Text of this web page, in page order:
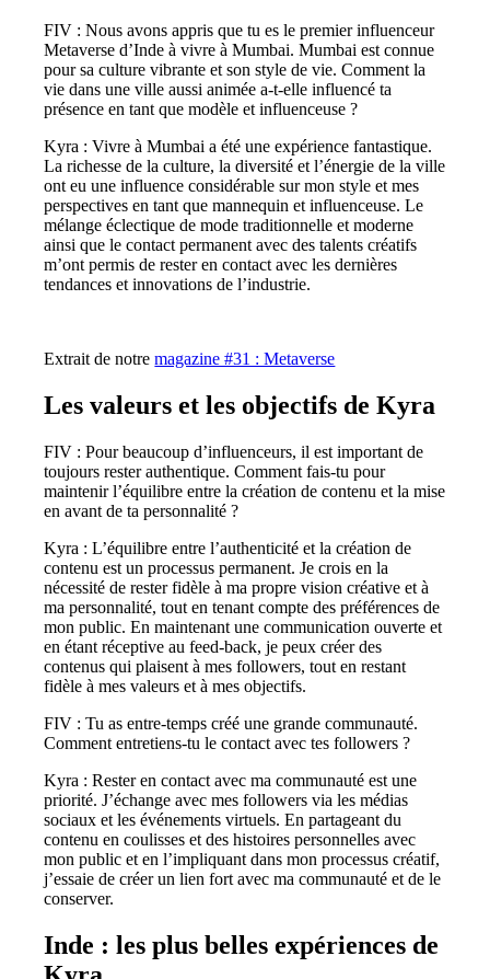
FIV : Nous avons appris que tu es le premier influenceur
Metaverse d’Inde à vivre à Mumbai. Mumbai est connue
pour sa culture vibrante et son style de vie. Comment la
vie dans une ville aussi animée a-t-elle influencé ta
présence en tant que modèle et influenceuse ?
Kyra : Vivre à Mumbai a été une expérience fantastique.
La richesse de la culture, la diversité et l’énergie de la ville
ont eu une influence considérable sur mon style et mes
perspectives en tant que mannequin et influenceuse. Le
mélange éclectique de mode traditionnelle et moderne
ainsi que le contact permanent avec des talents créatifs
m’ont permis de rester en contact avec les dernières
tendances et innovations de l’industrie.
Extrait de notremagazine #31 : Metaverse
Les valeurs et les objectifs de Kyra
FIV : Pour beaucoup d’influenceurs, il est important de
toujours rester authentique. Comment fais-tu pour
maintenir l’équilibre entre la création de contenu et la mise
en avant de ta personnalité ?
Kyra : L’équilibre entre l’authenticité et la création de
contenu est un processus permanent. Je crois en la
nécessité de rester fidèle à ma propre vision créative et à
ma personnalité, tout en tenant compte des préférences de
mon public. En maintenant une communication ouverte et
en étant réceptive au feed-back, je peux créer des
contenus qui plaisent à mes followers, tout en restant
fidèle à mes valeurs et à mes objectifs.
FIV : Tu as entre-temps créé une grande communauté.
Comment entretiens-tu le contact avec tes followers ?
Kyra : Rester en contact avec ma communauté est une
priorité. J’échange avec mes followers via les médias
sociaux et les événements virtuels. En partageant du
contenu en coulisses et des histoires personnelles avec
mon public et en l’impliquant dans mon processus créatif,
j’essaie de créer un lien fort avec ma communauté et de le
conserver.
Inde : les plus belles expériences de